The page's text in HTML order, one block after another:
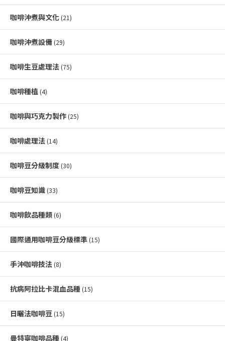
咖啡沖煮與文化 (21)
咖啡沖煮設備 (29)
咖啡生豆處理法 (75)
咖啡種植 (4)
咖啡與巧克力製作 (25)
咖啡處理法 (14)
咖啡豆分級制度 (30)
咖啡豆知識 (33)
咖啡飲品種類 (6)
國際通用咖啡豆分級標準 (15)
手沖咖啡技法 (8)
抗病阿拉比卡混血品種 (15)
日曬法咖啡豆 (15)
曼特寧咖啡品種 (4)